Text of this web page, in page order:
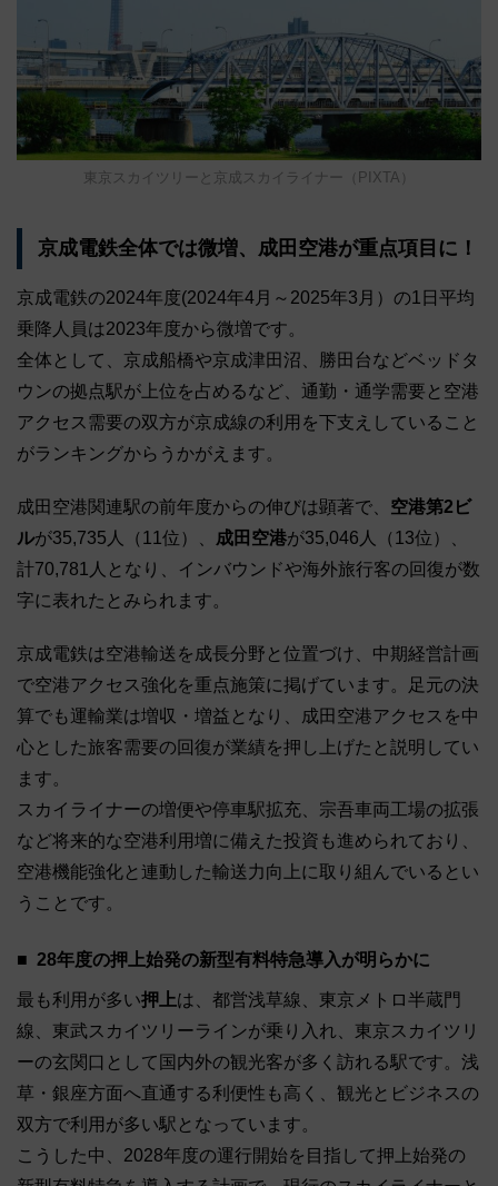
東京スカイツリーと京成スカイライナー（PIXTA）
京成電鉄全体では微増、成田空港が重点項目に！
京成電鉄の2024年度(2024年4月～2025年3月）の1日平均
乗降人員は2023年度から微増です。
全体として、京成船橋や京成津田沼、勝田台などベッドタ
ウンの拠点駅が上位を占めるなど、通勤・通学需要と空港
アクセス需要の双方が京成線の利用を下支えしていること
がランキングからうかがえます。
成田空港関連駅の前年度からの伸びは顕著で、 空港第2ビ
ルが35,735人（11位）、 成田空港が35,046人（13位）、
計70,781人となり、インバウンドや海外旅行客の回復が数
字に表れたとみられます。
京成電鉄は空港輸送を成長分野と位置づけ、中期経営計画
で空港アクセス強化を重点施策に掲げています。足元の決
算でも運輸業は増収・増益となり、成田空港アクセスを中
心とした旅客需要の回復が業績を押し上げたと説明してい
ます。
スカイライナーの増便や停車駅拡充、宗吾車両工場の拡張
など将来的な空港利用増に備えた投資も進められており、
空港機能強化と連動した輸送力向上に取り組んでいるとい
うことです。
28年度の押上始発の新型有料特急導入が明らかに
最も利用が多い押上は、都営浅草線、東京メトロ半蔵門
線、東武スカイツリーラインが乗り入れ、東京スカイツリ
ーの玄関口として国内外の観光客が多く訪れる駅です。浅
草・銀座方面へ直通する利便性も高く、観光とビジネスの
双方で利用が多い駅となっています。
こうした中、2028年度の運行開始を目指して押上始発の